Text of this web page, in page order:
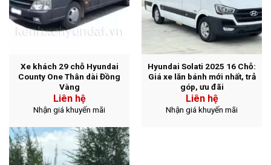
Xe khách 29 chỗ Hyundai
County One Thân dài Đồng
Vàng
Liên hệ
Nhận giá khuyến mãi
Hyundai Solati 2025 16 Chỗ:
Giá xe lăn bánh mới nhất, trả
góp, ưu đãi
Liên hệ
Nhận giá khuyến mãi